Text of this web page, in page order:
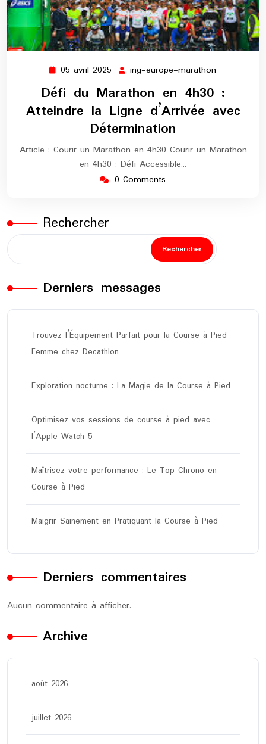
05 avril 2025 05
2025
ing-europe-marathon
marathon
Défi du Marathon en 4h30 :
Atteindre la Ligne d’Arrivée avec
Détermination
Article : Courir un Marathon en 4h30 Courir un Marathon
en 4h30 : Défi Accessible…
0 Comments
Rechercher
Rechercher
Derniers messages
Trouvez l’Équipement Parfait pour la Course à Pied
Femme chez Decathlon
Exploration nocturne : La Magie de la Course à Pied
Optimisez vos sessions de course à pied avec
l’Apple Watch 5
Maîtrisez votre performance : Le Top Chrono en
Course à Pied
Maigrir Sainement en Pratiquant la Course à Pied
Derniers commentaires
Aucun commentaire à afficher.
Archive
août 2026
juillet 2026